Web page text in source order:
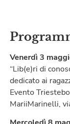
Venerdì 3
“Lib(e)ri di
dedicato ai
Evento
MariiMarinelli,